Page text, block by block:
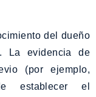
del dueño
La evidencia de
(por ejemplo,
establecer el